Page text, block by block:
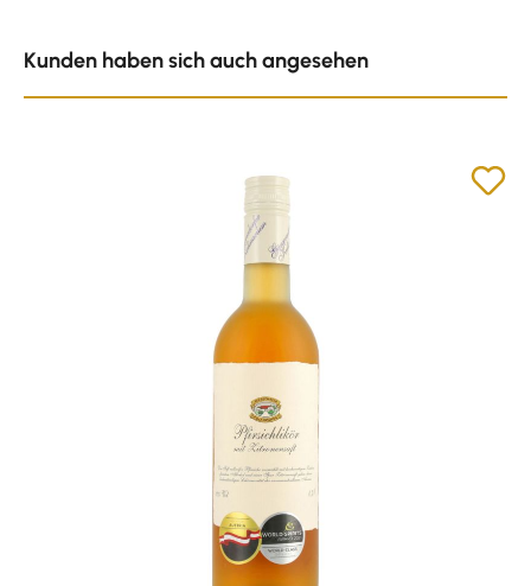
Kunden haben sich auch angesehen